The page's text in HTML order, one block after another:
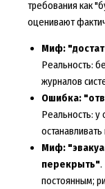
требования как
оценивают
Миф:
Реальность:
журналов
Ошибка:
Реальность:
Миф:
перекрыть".
постоянным;